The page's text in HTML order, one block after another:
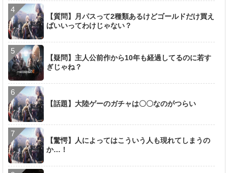
【質問】月パスって2種類あるけどゴールドだけ買え
ばいいってわけじゃない？
【疑問】主人公前作から10年も経過してるのに若す
ぎじゃね？
【話題】大陸ゲーのガチャは〇〇なのがつらい
【驚愕】人によってはこういう人も現れてしまうの
か…！